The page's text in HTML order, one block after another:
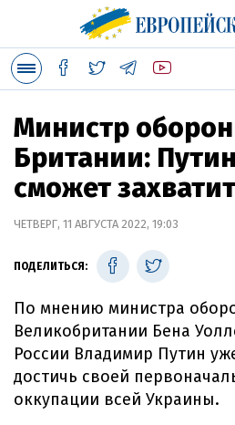
Министр
Британии:
сможет
ЧЕТВЕРГ, 11 АВГУСТА 2022, 19:03
ПОДЕЛИТЬСЯ:
По мнению министра
Великобритании Бена
России Владимир Путин
достичь своей
оккупации всей Украины.